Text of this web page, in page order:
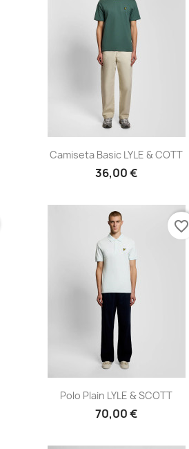
Vista rápida
Camiseta Basic LYLE & COTT
36,00 €
Vista rápida
Polo Plain LYLE & SCOTT
70,00 €
favorite_border